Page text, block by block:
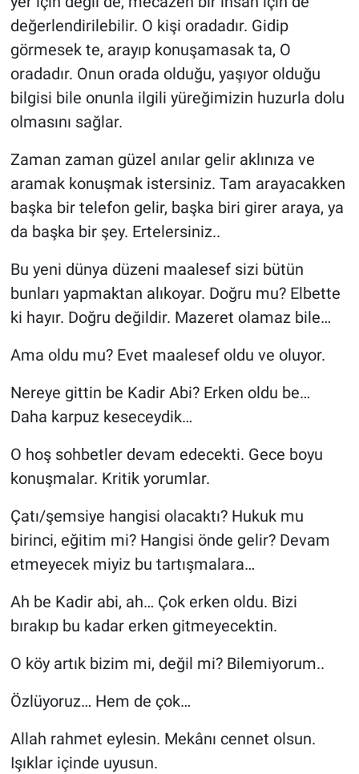
değerlendirilebilir. O kişi oradadır. Gidip
görmesek te, arayıp konuşamasak ta, O
oradadır. Onun orada olduğu, yaşıyor olduğu
bilgisi bile onunla ilgili yüreğimizin huzurla dolu
olmasını sağlar.
Zaman zaman güzel anılar gelir aklınıza ve
aramak konuşmak istersiniz. Tam arayacakken
başka bir telefon gelir, başka biri girer araya, ya
da başka bir şey. Ertelersiniz..
Bu yeni dünya düzeni maalesef sizi bütün
bunları yapmaktan alıkoyar. Doğru mu? Elbette
ki hayır. Doğru değildir. Mazeret olamaz bile…
Ama oldu mu? Evet maalesef oldu ve oluyor.
Nereye gittin be Kadir Abi? Erken oldu be…
Daha karpuz keseceydik…
O hoş sohbetler devam edecekti. Gece boyu
konuşmalar. Kritik yorumlar.
Çatı/şemsiye hangisi olacaktı? Hukuk mu
birinci, eğitim mi? Hangisi önde gelir? Devam
etmeyecek miyiz bu tartışmalara…
Ah be Kadir abi, ah… Çok erken oldu. Bizi
bırakıp bu kadar erken gitmeyecektin.
O köy artık bizim mi, değil mi? Bilemiyorum..
Özlüyoruz… Hem de çok…
Allah rahmet eylesin. Mekânı cennet olsun.
Işıklar içinde uyusun.